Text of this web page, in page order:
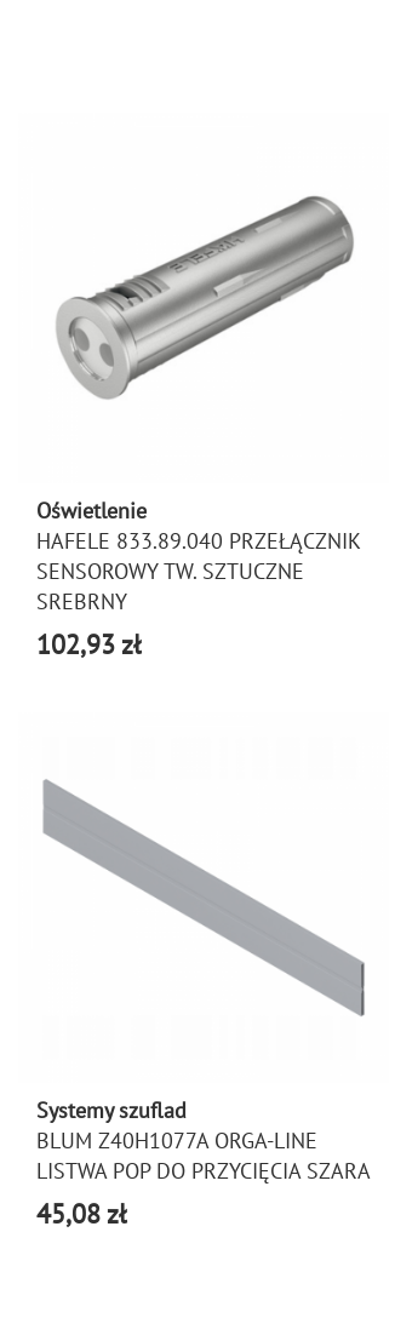
Oświetlenie
HAFELE 833.89.040 PRZEŁĄCZNIK
SENSOROWY TW. SZTUCZNE
SREBRNY
102,93 zł
Systemy szuflad
BLUM Z40H1077A ORGA-LINE
LISTWA POP DO PRZYCIĘCIA SZARA
45,08 zł